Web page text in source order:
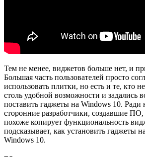
Тем не менее, виджетов больше нет, и
Большая часть пользователей просто
использовать плитки, но есть и те, кто
столь удобной возможности и задались
поставить гаджеты на Windows 10. Ради
сторонние разработчики, создавшие
похоже копирует функциональность
подсказывает, как установить гаджеты
Windows 10.